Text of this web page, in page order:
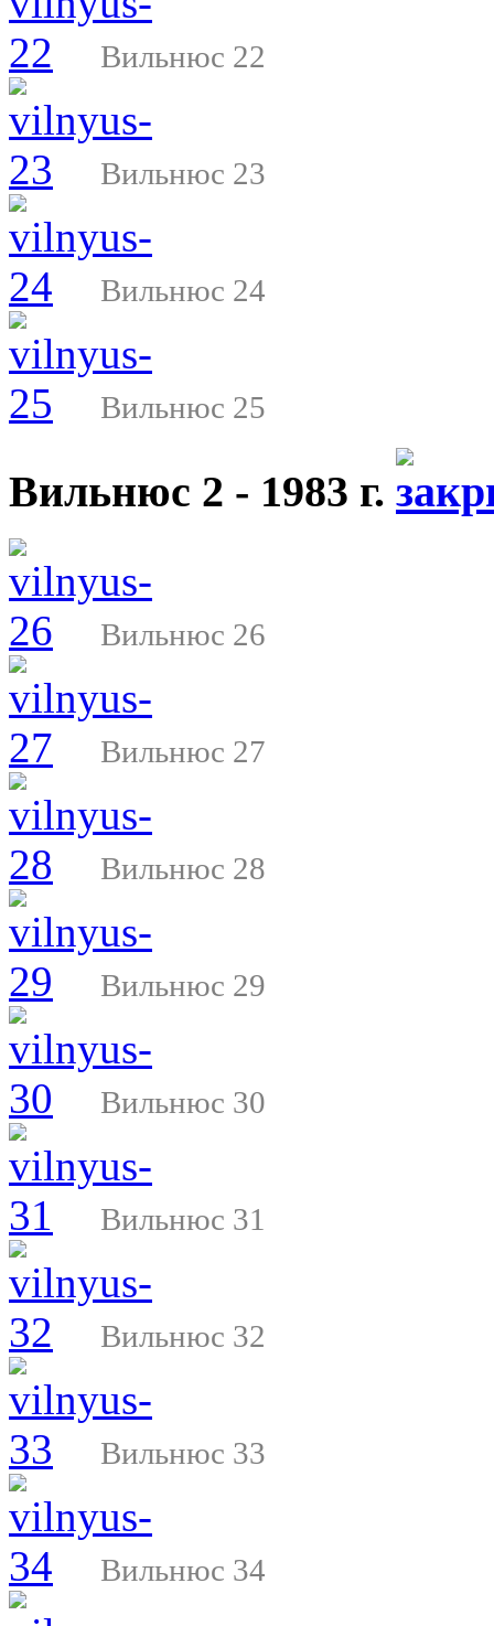
Вильнюс 22
Вильнюс 23
Вильнюс 24
Вильнюс 25
Вильнюс 2 - 1983 г.
Вильнюс 26
Вильнюс 27
Вильнюс 28
Вильнюс 29
Вильнюс 30
Вильнюс 31
Вильнюс 32
Вильнюс 33
Вильнюс 34